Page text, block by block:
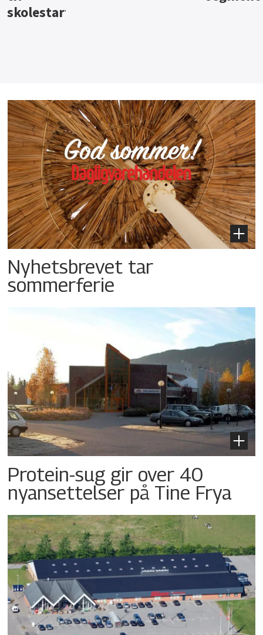
Nyhetsbrevet tar
sommerferie
Protein-sug gir over 40
nyansettelser på Tine Frya